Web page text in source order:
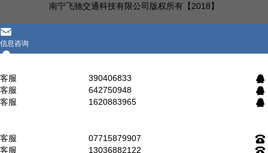
南宁飞驰交通科技有限公司版权所有【2018】
󰄸
信息咨询
󰇇
客服 390406833
󰇇
客服
642750948
󰇇
客服
1620883965 󰇇
客服 07715879907
󰇯
客服
13036882122 󰇯